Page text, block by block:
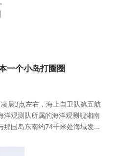
一个小岛打圈圈
晨3点左右，海上自卫队第五航
洋观测队所属的海洋观测舰湘南
那国岛东南约74千米处海域发...